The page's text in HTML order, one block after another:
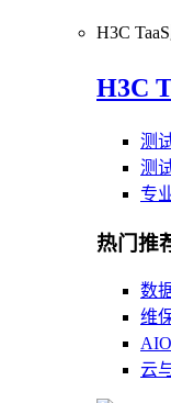
H3C
H3C
测
测
专
热门推
数
维
云